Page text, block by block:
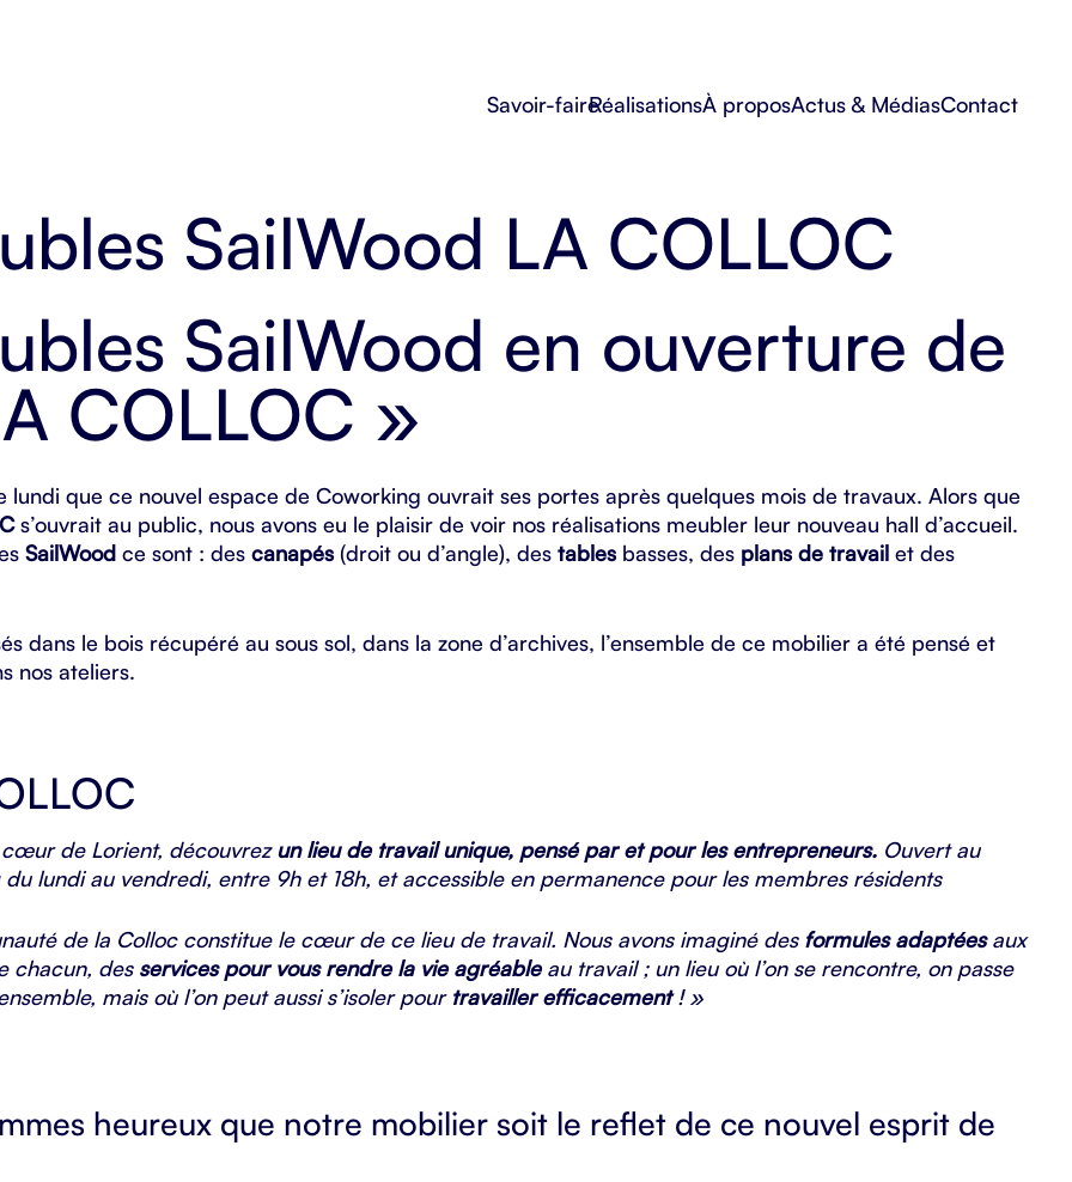
Savoir-faireRéalisationsÀ proposActus & MédiasContact
SailWood LA COLLOC
SailWood en ouverture de
COLLOC »
lundi que ce nouvel espace de Coworking ouvrait ses portes après quelques mois de travaux. Alors que
s’ouvrait au public, nous avons eu le plaisir de voir nos réalisations meubler leur nouveau hall d’accueil.
SailWood ce sont : des canapés (droit ou d’angle), des tables basses, des plans de travail et des
dans le bois récupéré au sous sol, dans la zone d’archives, l’ensemble de ce mobilier a été pensé et
nos ateliers.
cœur de Lorient, découvrezun lieu de travail unique, pensé par et pour les entrepreneurs. Ouvert au
lundi au vendredi, entre 9h et 18h, et accessible en permanence pour les membres résidents
de la Colloc constitue le cœur de ce lieu de travail. Nous avons imaginé des formules adaptéesaux
chacun, des services pour vous rendre la vie agréableau travail ; un lieu où l’on se rencontre, on passe
mais où l’on peut aussi s’isoler pour travailler efficacement! »
heureux que notre mobilier soit le reflet de ce nouvel esprit de